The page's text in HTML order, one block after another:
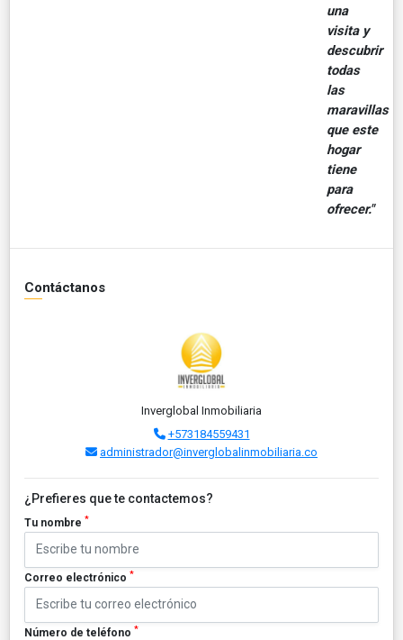
una
visita y
descubrir
todas
las
maravillas
que este
hogar
tiene
para
ofrecer."
Contáctanos
Inverglobal Inmobiliaria
+573184559431
administrador@inverglobalinmobiliaria.co
¿Prefieres que te contactemos?
Tu nombre *
Correo electrónico *
Número de teléfono *